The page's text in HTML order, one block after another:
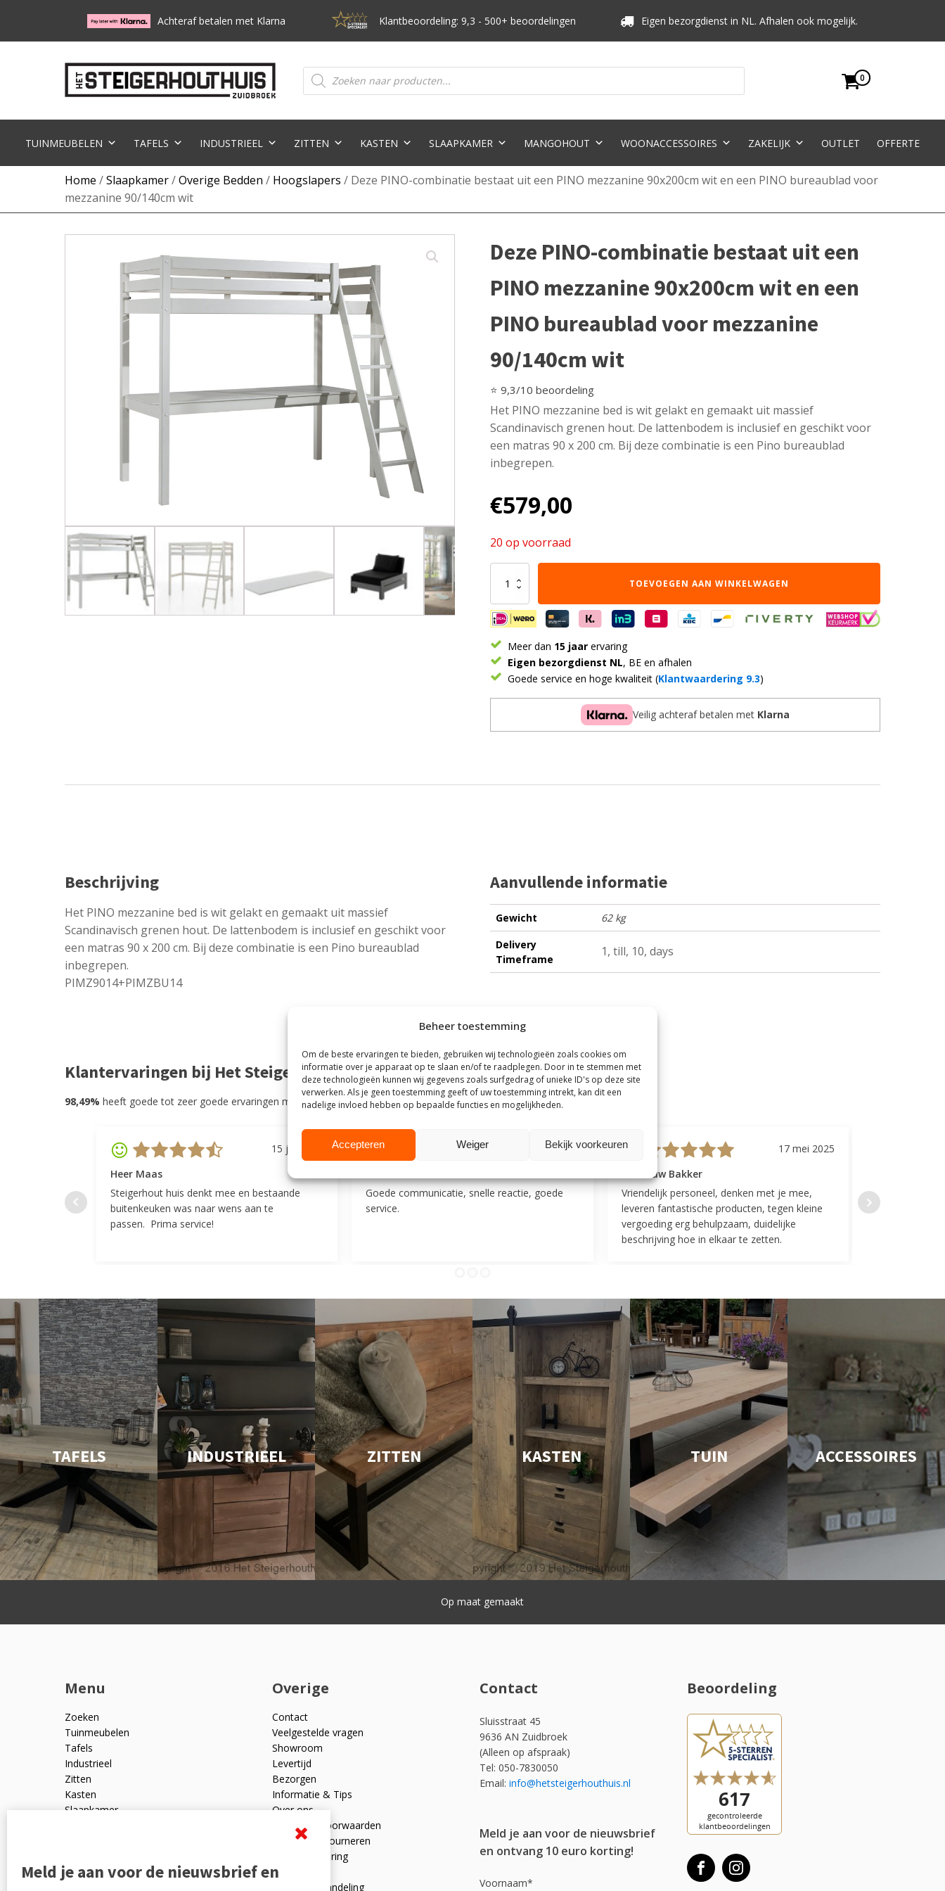
Beheer toestemming
Om de beste ervaringen te bieden, gebruiken wij technologieën zoals cookies om
informatie over je apparaat op te slaan en/of te raadplegen. Door in te stemmen met
deze technologieën kunnen wij gegevens zoals surfgedrag of unieke ID's op deze site
verwerken. Als je geen toestemming geeft of uw toestemming intrekt, kan dit een
nadelige invloed hebben op bepaalde functies en mogelijkheden.
Accepteren Weiger Bekijk voorkeuren
Achteraf betalen met Klarna Klantbeoordeling: 9,3 - 500+ beoordelingen Eigen bezorgdienst in NL. Afhalen ook mogelijk.
Producten
zoeken
0
TUINMEUBELEN TAFELS INDUSTRIEEL ZITTEN KASTEN SLAAPKAMER MANGOHOUT WOONACCESSOIRES ZAKELIJK OUTLET OFFERTE
Home /Slaapkamer/Overige Bedden / Hoogslapers / Deze PINO-combinatie bestaat uit een PINO mezzanine 90x200cm wit en een PINO bureaublad voor
mezzanine 90/140cm wit
Deze PINO-combinatie bestaat uit een
PINO mezzanine 90x200cm wit en een
PINO bureaublad voor mezzanine
90/140cm wit
⭐ 9,3/10 beoordeling
Het PINO mezzanine bed is wit gelakt en gemaakt uit massief
Scandinavisch grenen hout. De lattenbodem is inclusief en geschikt voor
een matras 90 x 200 cm. Bij deze combinatie is een Pino bureaublad
inbegrepen.
€579,00
20 op voorraad
PINO-
combinatie
bestaat
uit
een
PINO
mezzanine
90x200cm
wit
PINO
90/140cm
TOEVOEGEN AAN WINKELWAGEN
Meer dan 15 jaar ervaring
Eigen bezorgdienst NL, BE en afhalen
Goede service en hoge kwaliteit (Klantwaardering 9.3)
Veilig achteraf betalen met Klarna
Beschrijving
Het PINO mezzanine bed is wit gelakt en gemaakt uit massief
Scandinavisch grenen hout. De lattenbodem is inclusief en geschikt voor
een matras 90 x 200 cm. Bij deze combinatie is een Pino bureaublad
inbegrepen.
PIMZ9014+PIMZBU14
Aanvullende informatie
Gewicht
62 kg
Delivery
Timeframe
1, till, 10, days
Klantervaringen bij Het Steigerhouthuis
98,49% heeft goede tot zeer goede ervaringen met Het Steigerhouthuis op basis van meer dan 500 beoordelingen
15 juli 2025
Heer Maas
Steigerhout huis denkt mee en bestaande
buitenkeuken was naar wens aan te
passen. Prima service!
9 juli 2025
Goede communicatie, snelle reactie, goede
service.
17 mei 2025
Mevrouw Bakker
Vriendelijk personeel, denken met je mee,
leveren fantastische producten, tegen kleine
vergoeding erg behulpzaam, duidelijke
beschrijving hoe in elkaar te zetten.
Top geregeld!
indelingen die
TAFELS INDUSTRIEEL ZITTEN KASTEN TUIN ACCESSOIRES
Snelle levering
Menu
Zoeken
Tuinmeubelen
Tafels
Industrieel
Zitten
Kasten
Slaapkamer
Outlet
Overige
Contact
Veelgestelde vragen
Showroom
Levertijd
Bezorgen
Informatie & Tips
Over ons
Algemene voorwaarden
Ruilen en retourneren
Privacyverklaring
Reviewpolicy
Klachtenafhandeling
Contact
Sluisstraat 45
9636 AN Zuidbroek
(Alleen op afspraak)
Tel: 050-7830050
Email: info@hetsteigerhouthuis.nl
Meld je aan voor de nieuwsbrief
en ontvang 10 euro korting!
Voornaam*
Beoordeling
Meld je aan voor de nieuwsbrief en